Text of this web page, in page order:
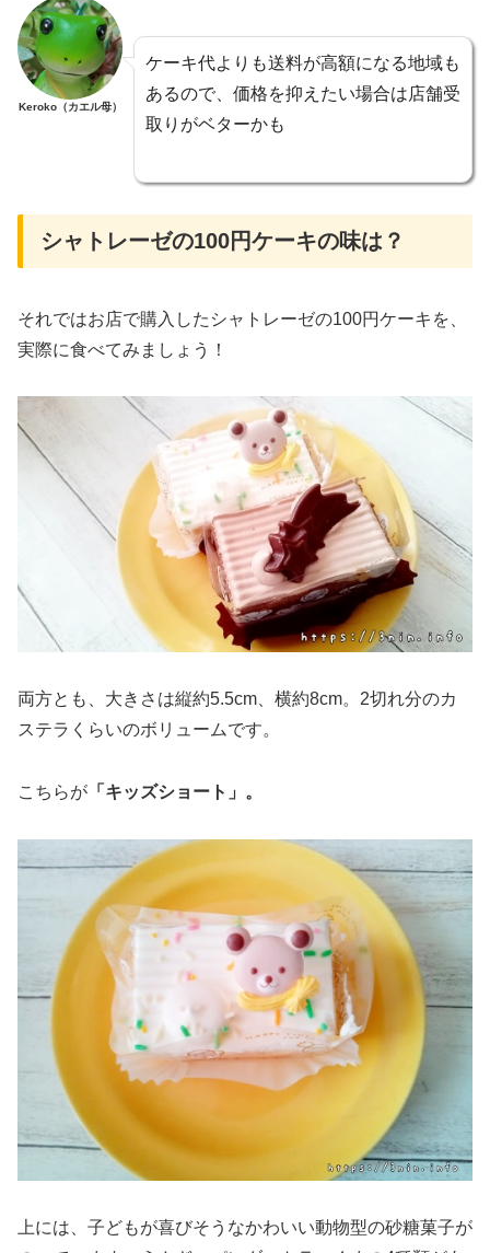
Keroko（カエル母）
ケーキ代よりも送料が高額になる地域も
あるので、価格を抑えたい場合は店舗受
取りがベターかも
シャトレーゼの100円ケーキの味は？
それではお店で購入したシャトレーゼの100円ケーキを、
実際に食べてみましょう！
両方とも、大きさは縦約5.5cm、横約8cm。2切れ分のカ
ステラくらいのボリュームです。
こちらが 「キッズショート」。
上には、子どもが喜びそうなかわいい動物型の砂糖菓子が